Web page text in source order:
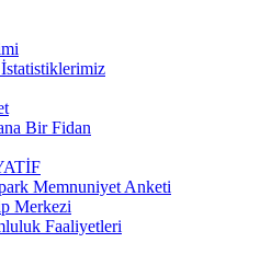
Bir Fidan
Memnuniyet Anketi
Merkezi
Faaliyetleri